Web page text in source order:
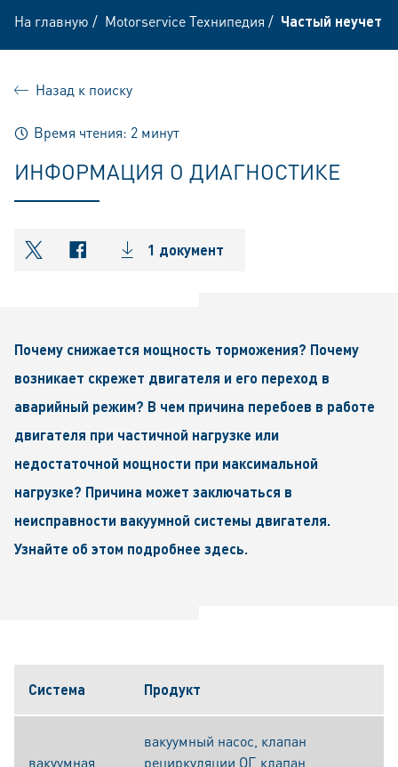
На главную / Motorservice Технипедия / Частый неучет
Назад к поиску
Время чтения: 2 минут
ИНФОРМАЦИЯ О ДИАГНОСТИКЕ
shareOntwitter
shareOnfacebook
1 документ
Почему снижается мощность торможения? Почему
возникает скрежет двигателя и его переход в
аварийный режим? В чем причина перебоев в работе
двигателя при частичной нагрузке или
недостаточной мощности при максимальной
нагрузке? Причина может заключаться в
неисправности вакуумной системы двигателя.
Узнайте об этом подробнее здесь.
Система Продукт
вакуумная
вакуумный насос, клапан
рециркуляции ОГ, клапан